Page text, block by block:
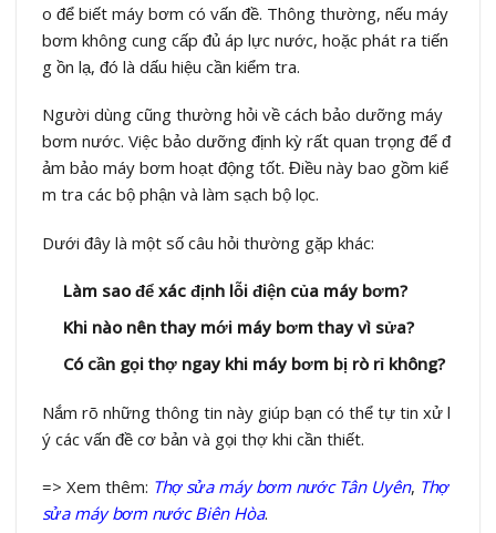
o để biết máy bơm có vấn đề. Thông thường, nếu máy
bơm không cung cấp đủ áp lực nước, hoặc phát ra tiến
g ồn lạ, đó là dấu hiệu cần kiểm tra.
Người dùng cũng thường hỏi về cách bảo dưỡng máy
bơm nước. Việc bảo dưỡng định kỳ rất quan trọng để đ
ảm bảo máy bơm hoạt động tốt. Điều này bao gồm kiể
m tra các bộ phận và làm sạch bộ lọc.
Dưới đây là một số câu hỏi thường gặp khác:
Làm sao để xác định lỗi điện của máy bơm?
Khi nào nên thay mới máy bơm thay vì sửa?
Có cần gọi thợ ngay khi máy bơm bị rò rỉ không?
Nắm rõ những thông tin này giúp bạn có thể tự tin xử l
ý các vấn đề cơ bản và gọi thợ khi cần thiết.
=> Xem thêm: Thợ sửa máy bơm nước Tân Uyên, Thợ
sửa máy bơm nước Biên Hòa.